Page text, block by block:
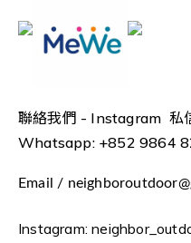
聯絡我們 - Instagram 私
Whatsapp: +852 9864
Email /
Instagram: